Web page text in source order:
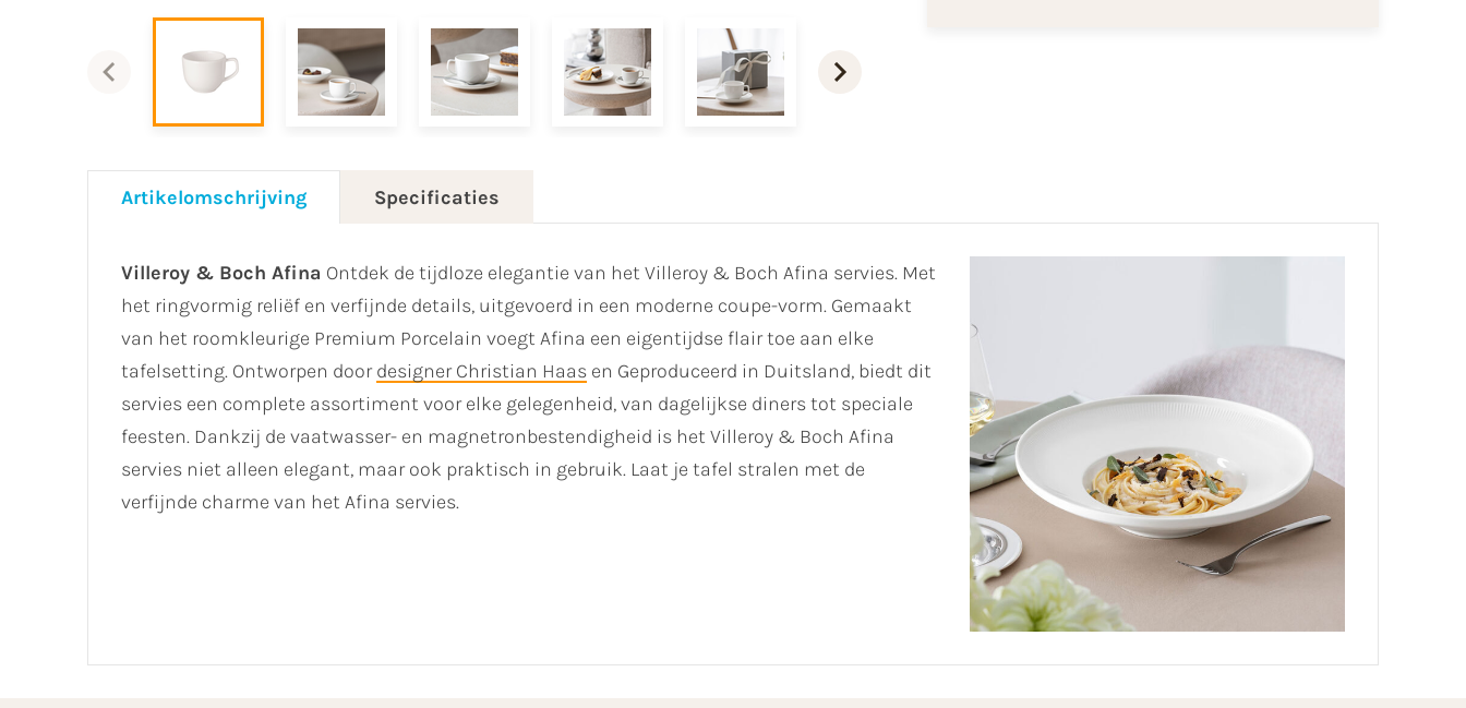
Artikelomschrijving Specificaties
Villeroy & Boch Afina Ontdek de tijdloze elegantie van het Villeroy & Boch Afina servies. Met
het ringvormig reliëf en verfijnde details, uitgevoerd in een moderne coupe-vorm. Gemaakt
van het roomkleurige Premium Porcelain voegt Afina een eigentijdse flair toe aan elke
tafelsetting. Ontworpen doordesigner Christian Haas en Geproduceerd in Duitsland, biedt dit
servies een complete assortiment voor elke gelegenheid, van dagelijkse diners tot speciale
feesten. Dankzij de vaatwasser- en magnetronbestendigheid is het Villeroy & Boch Afina
servies niet alleen elegant, maar ook praktisch in gebruik. Laat je tafel stralen met de
verfijnde charme van het Afina servies.